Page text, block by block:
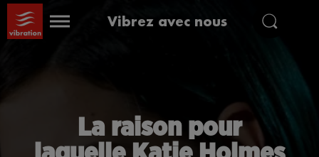
Vibrez avec nous
La raison pour